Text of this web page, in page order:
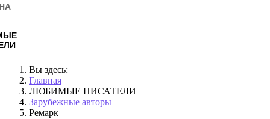
Вы здесь:
Главная
ЛЮБИМЫЕ ПИСАТЕЛИ
Зарубежные авторы
Ремарк